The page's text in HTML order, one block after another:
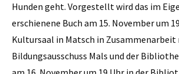
Hunden geht. Vorgestellt wird das im
erschienene Buch am 15. November um
Kultursaal in Matsch in Zusammenarbeit
Bildungsausschuss Mals und der